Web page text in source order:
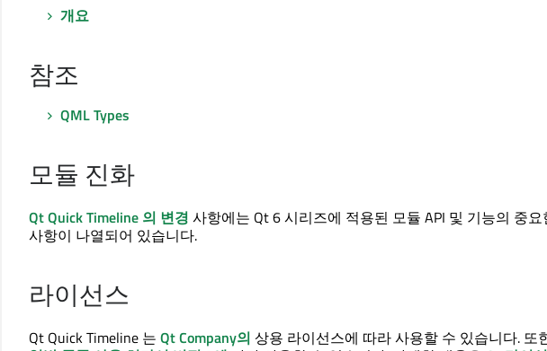
개요
참조
QML Types
모듈 진화
Qt Quick Timeline 의 변경 사항에는 Qt 6 시리즈에 적용된 모듈 API 및 기능의 중
사항이 나열되어 있습니다.
라이선스
Qt Quick Timeline 는 Qt Company의 상용 라이선스에 따라 사용할 수 있습니다. 또